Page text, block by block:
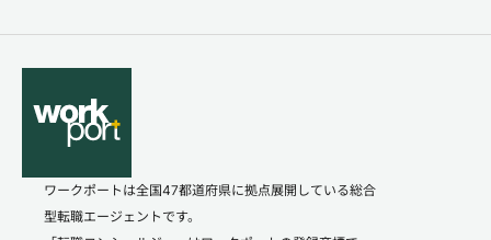
ワークポートは全国47都道府県に拠点展開している総合
型転職エージェントです。